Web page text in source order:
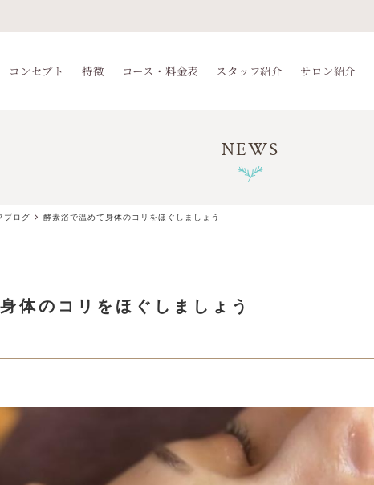
コンセプト 特徴 コース・料金表 スタッフ紹介 サロン紹介
NEWS
ブログ 酵素浴で温めて身体のコリをほぐしましょう
体のコリをほぐしましょう